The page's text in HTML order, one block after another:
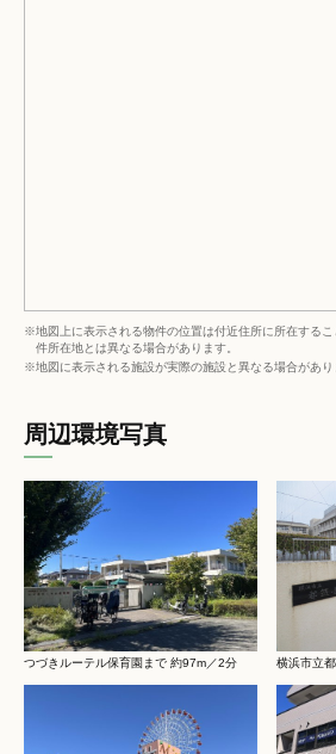
※地図上に表示される物件の位置は付近住所に所在する
件所在地とは異なる場合があります。
※地図に表示される施設が実際の施設と異なる場合があり
周辺環境写真
つづきルーテル保育園まで 約97m／2分 横浜市立